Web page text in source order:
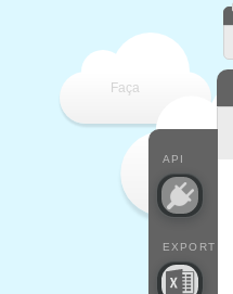
Faça
API
EXPORT